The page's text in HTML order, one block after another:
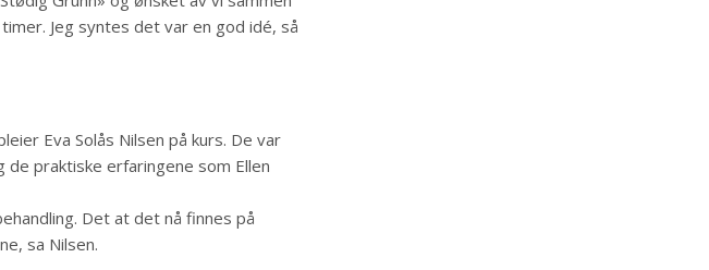
Jeg syntes det var en god idé, så
Eva Solås Nilsen på kurs. De var
praktiske erfaringene som Ellen
Det at det nå finnes på
sa Nilsen.